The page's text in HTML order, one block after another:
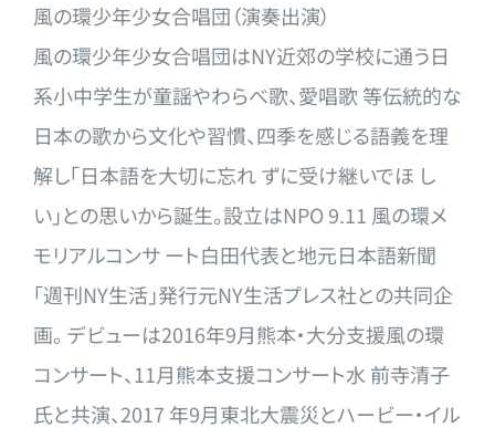
風の環少年少女合唱団（演奏出演）
風の環少年少女合唱団はNY近郊の学校に通う日
系小中学生が童謡やわらべ歌、愛唱歌 等伝統的な
日本の歌から文化や習慣、四季を感じる語義を理
解し「日本語を大切に忘れ ずに受け継いでほ し
い」との思いから誕生。設立はNPO 9.11 風の環メ
モリアルコンサ ート白田代表と地元日本語新聞
「週刊NY生活」発行元NY生活プレス社との共同企
画。 デビューは2016年9月​熊本・大分支援​風の環
コンサート​、11月熊本支援​コンサート​水 前寺清子​
氏​​と​​​共演、2017 年9月東北大震災とハービー・イル